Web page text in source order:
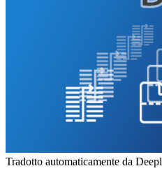
Tradotto automaticamente da Deepl